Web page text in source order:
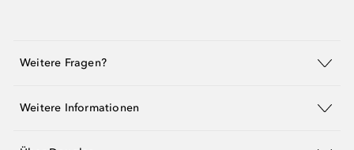
Weitere Fragen?
Weitere Informationen